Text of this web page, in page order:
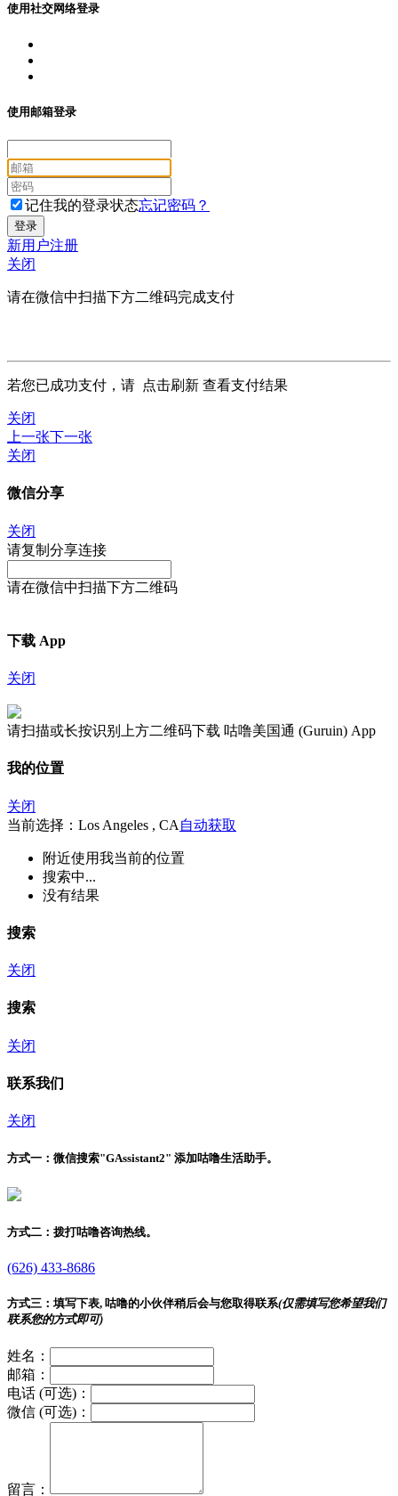
使用社交网络登录
使用邮箱登录
记住我的登录状态忘记密码？
新用户注册
关闭
请在微信中扫描下方二维码完成支付
若您已成功支付，请 点击刷新 查看支付结果
关闭
上一张下一张
关闭
微信分享
关闭
请复制分享连接
请在微信中扫描下方二维码
下载 App
关闭
请扫描或长按识别上方二维码下载 咕噜美国通 (Guruin) App
我的位置
关闭
当前选择：Los Angeles , CA 自动获取
附近使用我当前的位置
搜索中...
没有结果
搜索
关闭
搜索
关闭
联系我们
关闭
方式一： 微信搜索"GAssistant2" 添加咕噜生活助手。
方式二： 拨打咕噜咨询热线。
(626) 433-8686
方式三： 填写下表, 咕噜的小伙伴稍后会与您取得联系(仅需填写您希望我们
联系您的方式即可)
姓名：
邮箱：
电话 (可选)：
微信 (可选)：
留言：